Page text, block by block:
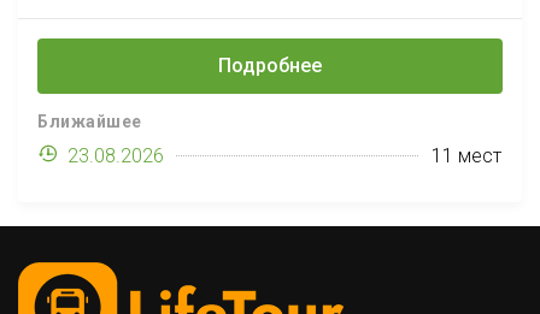
Авиньон*-Лион-Женева-
Прага. Стоимость тура
всего 1330PLN, а выезды с
всю программу и даты в
полной версии.
Подробнее
Ближайшее
23.08.2026 11 мест